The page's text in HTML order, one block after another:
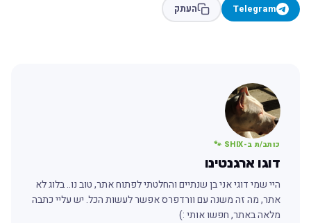
Telegram
העתק
כותב/ת ב-SHIX 🐾
דוגו ארגנטינו
היי שמי דוגי אני בן שנתיים והחלטתי לפתוח אתר, טוב נו.. בלוג לא
אתר, מה זה משנה עם וורדפרס אפשר לעשות הכל. יש עליי כתבה
מלאה באתר, חפשו אותי :)